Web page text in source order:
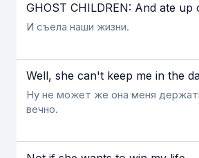
GHOST CHILDREN: And ate up
И съела наши жизни.
Well, she can't keep me in the
Ну не может же она меня
вечно.